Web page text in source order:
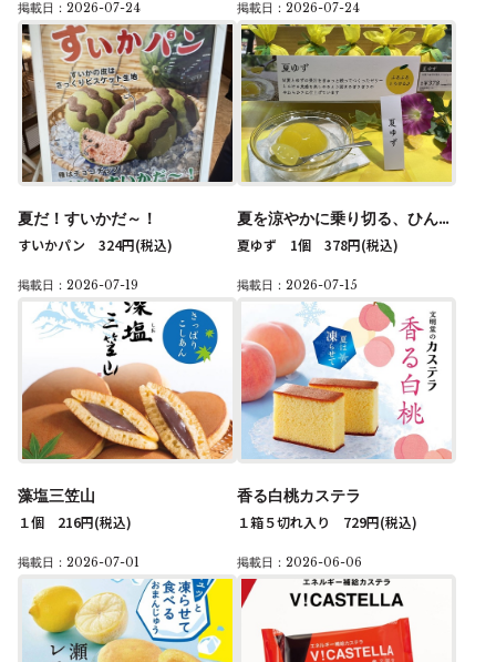
掲載日：2026-07-24
夏だ！すいかだ～！
すいかパン 324円(税込)
掲載日：2026-07-24
夏を涼やかに乗り切る、ひんやり和スイーツ
夏ゆず 1個 378円(税込)
掲載日：2026-07-19
藻塩三笠山
１個 216円(税込)
掲載日：2026-07-15
香る白桃カステラ
１箱５切れ入り 729円(税込)
掲載日：2026-07-01 掲載日：2026-06-06